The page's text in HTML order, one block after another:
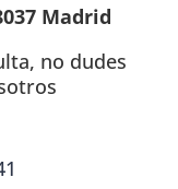
Madrid
no dudes